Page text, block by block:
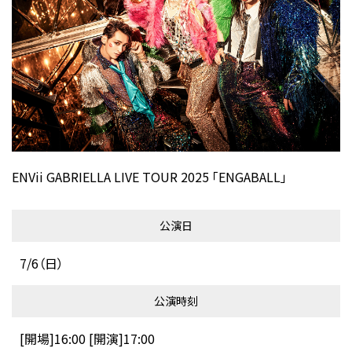
ENVii GABRIELLA LIVE TOUR 2025 「ENGABALL」
公演日
7/6（日）
公演時刻
[開場]16:00 [開演]17:00